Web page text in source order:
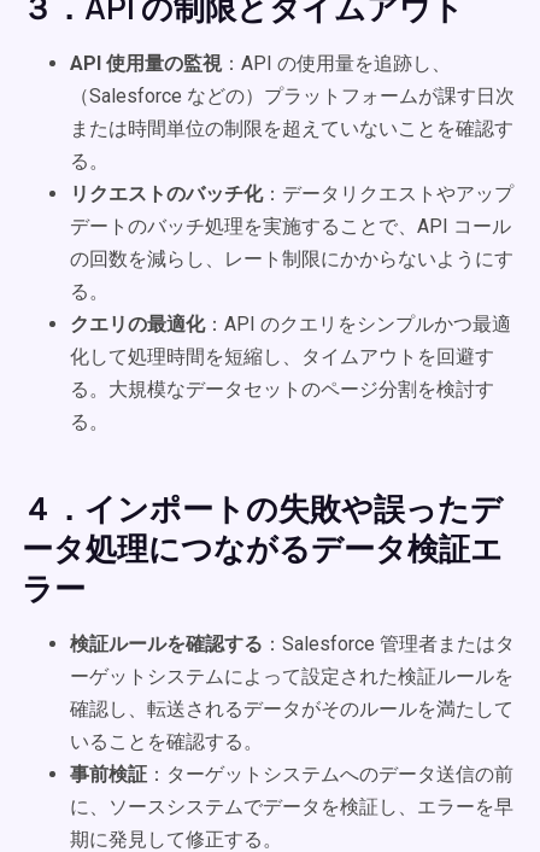
API 使用量の監視 ：API の使用量を追跡し、
（Salesforce などの）プラットフォームが課す日次
または時間単位の制限を超えていないことを確認す
る。
リクエストのバッチ化：データリクエストやアップ
デートのバッチ処理を実施することで、API コール
の回数を減らし、レート制限にかからないようにす
る。
クエリの最適化：API のクエリをシンプルかつ最適
化して処理時間を短縮し、タイムアウトを回避す
る。大規模なデータセットのページ分割を検討す
る。
４．インポートの失敗や誤ったデ
ータ処理につながるデータ検証エ
ラー
検証ルールを確認する ：Salesforce 管理者またはタ
ーゲットシステムによって設定された検証ルールを
確認し、転送されるデータがそのルールを満たして
いることを確認する。
事前検証 ：ターゲットシステムへのデータ送信の前
に、ソースシステムでデータを検証し、エラーを早
期に発見して修正する。